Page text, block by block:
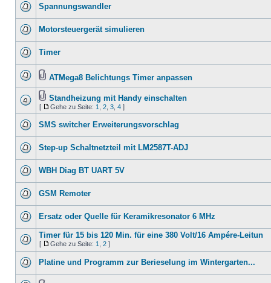
Spannungswandler
Motorsteuergerät simulieren
Timer
ATMega8 Belichtungs Timer anpassen
Standheizung mit Handy einschalten
[ Gehe zu Seite: 1 2 3 4 ]
SMS switcher Erweiterungsvorschlag
Step-up Schaltnetzteil mit LM2587T-ADJ
WBH Diag BT UART 5V
GSM Remoter
Ersatz oder Quelle für Keramikresonator 6 MHz
Timer für 15 bis 120 Min. für eine 380 Volt/16 Ampére-Leitun
[ Gehe zu Seite: 1 2 ]
Platine und Programm zur Berieselung im Wintergarten...